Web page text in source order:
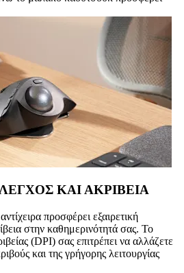
ΚΑΙ ΑΚΡΙΒΕΙΑ
προσφέρει εξαιρετική
στην καθημερινότητά σας. Το
(DPI) σας επιτρέπει να αλλάζετε
και της γρήγορης λειτουργίας